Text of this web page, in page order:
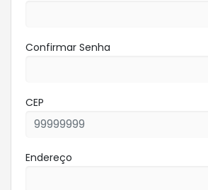
Confirmar Senha
CEP
Endereço